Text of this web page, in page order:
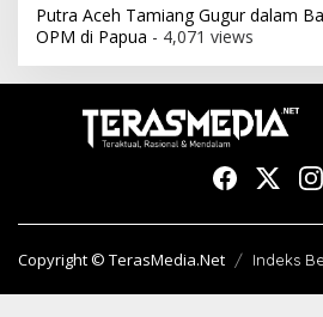
Putra Aceh Tamiang Gugur dalam
OPM di Papua - 4,071 views
Copyright © TerasMedia.Net Indeks